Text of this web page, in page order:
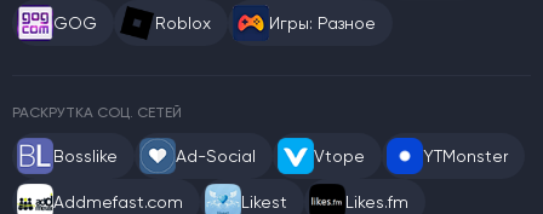
GOG Roblox Игры: Разное
РАСКРУТКА СОЦ. СЕТЕЙ
Bosslike Ad-Social Vtope YTMonster
Addmefast.com Likest Likes.fm